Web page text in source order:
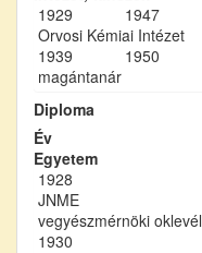
1929
1947
Orvosi Kémiai Intézet
1939
1950
magántanár
Diploma
Év
Egyetem
1928
JNME
vegyészmérnöki oklevél
1930